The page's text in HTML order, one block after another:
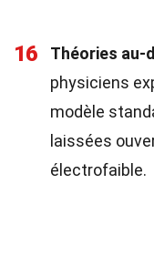
16 Théories au-
physiciens
modèle
laissées
électrofaible.